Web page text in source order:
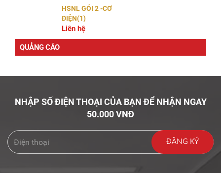
HSNL GÓI 2 -CƠ
ĐIỆN(1)
Liên hệ
QUẢNG CÁO
NHẬP SỐ ĐIỆN THOẠI CỦA BẠN ĐỂ NHẬN NGAY
50.000 VNĐ